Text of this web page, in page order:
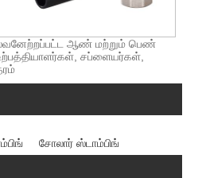
ஆண் மற்றும் பெண்
சப்ளையர்கள்,
சோலார் ஸ்டாம்பிங்